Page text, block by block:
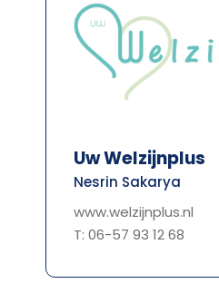
Uw Welzijnplus
Nesrin Sakarya
www.welzijnplus.nl
T: 06-57 93 12 68